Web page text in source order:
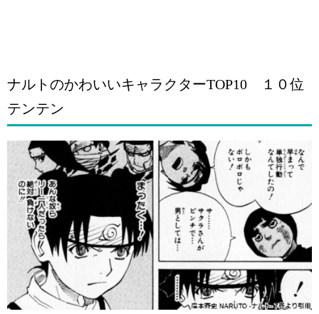
ナルトのかわいいキャラクターTOP10 １０位
テンテン